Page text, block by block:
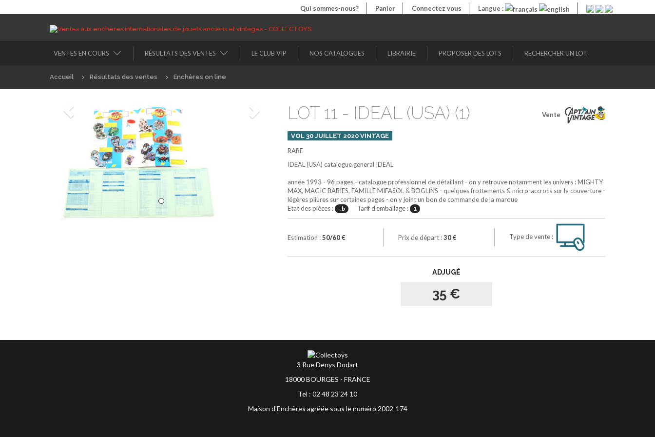
Qui sommes-nous? Panier Connectez vous Langue :
VENTES EN COURS RÉSULTATS DES VENTES LE CLUB VIP NOS CATALOGUES LIBRAIRIE PROPOSER DES LOTS RECHERCHER UN LOT
Accueil Résultats des ventes Enchères on line
Précédént Suivant Vente
LOT 11 - IDEAL (USA) (1)
VOL 30 JUILLET 2020 VINTAGE
RARE
IDEAL (USA) catalogue general IDEAL
année 1993 - 96 pages - catalogue professionnel de détaillant - on y retrouve notamment les univers : MIGHTY
MAX, MAGIC BABIES, FAMILLE MIFASOL & BOGLINS - quelques frottements & micro-accrocs sur la couverture -
légères pliures sur certaines pages - on y joint un bon de commande de la marque
Etat des pièces :
-.b Tarif d'emballage : 1
Estimation :50/60 € Prix de départ :30 € Type de vente :
ADJUGÉ
35 €
3 Rue Denys Dodart
18000 BOURGES - FRANCE
Tel : 02 48 23 24 10
Maison d'Enchères agréée sous le numéro 2002-174